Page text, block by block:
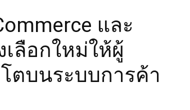
และ
ลือกใหม่ให้ผู้
ตบนระบบการค้า